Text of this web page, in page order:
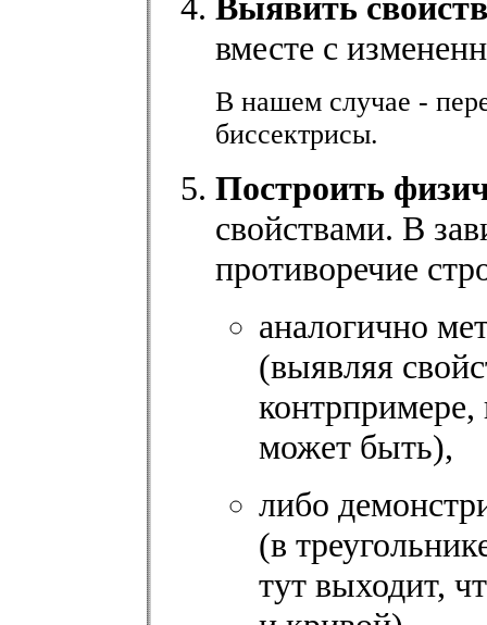
Выявить
вместе с
В нашем случае -
биссектрисы.
Построить
свойствами. В
противоречие
аналогично
(выявляя
контрпримере,
может быть),
либо
(в
тут выходит,